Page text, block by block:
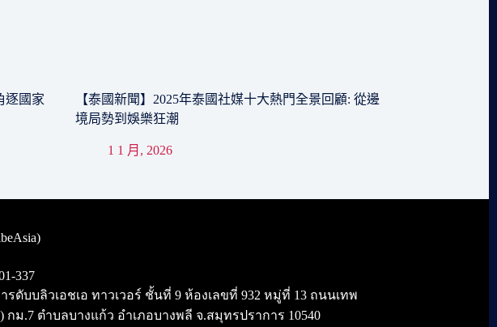
逐國家
【泰國新聞】2025年泰國社媒十大熱門全景回顧: 從邊
境局勢到娛樂狂潮
1 1 月, 2026
337
ารดับบลิวเอชเอ ทาวเวอร์ ชั้นที่ 9 ห้องเลขที่ 932 หมู่ที่ 13 ถนนเทพ
กม.7 ตำบลบางแก้ว อำเภอบางพลี จ.สมุทรปราการ 10540